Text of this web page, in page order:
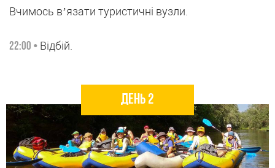
Вчимось в’язати туристичні вузли.
22:00 • Відбій.
День 2